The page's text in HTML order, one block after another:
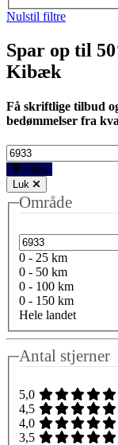
Nulstil filtre
Spar op til
Kibæk
Få skriftlige tilbud
bedømmelser fra
Filtre
Luk
Område
0 - 25 km
0 - 50 km
0 - 100 km
0 - 150 km
Hele landet
Antal stjerner
5,0
4,5
4,0
3,5